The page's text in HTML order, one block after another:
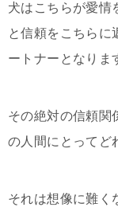
犬はこちらが愛情
と信頼をこちらに
ートナーとなりま
その絶対の信頼関
の人間にとってど
それは想像に難く